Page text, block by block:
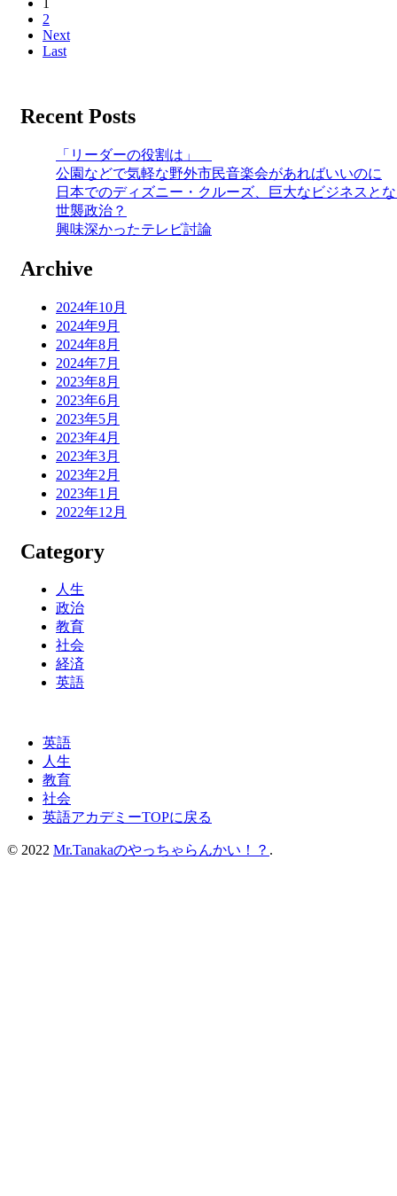
2
Next
Last
Recent Posts
「リーダーの役割は」
公園などで気軽な野外市民音楽会があればいいのに
日本でのディズニー・クルーズ、巨大なビジネスと
世襲政治？
興味深かったテレビ討論
Archive
2024年10月
2024年9月
2024年8月
2024年7月
2023年8月
2023年6月
2023年5月
2023年4月
2023年3月
2023年2月
2023年1月
2022年12月
Category
人生
政治
教育
社会
経済
英語
英語
人生
教育
社会
英語アカデミーTOPに戻る
© 2022 Mr.Tanakaのやっちゃらんかい！？ .